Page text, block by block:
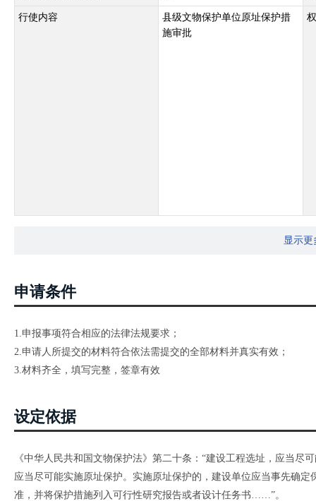
行使内容
县级文物保护单位原址保护措
施审批
显示更
申请条件
1.申报事项符合相应的法律法规要求；
2.申请人所提交的材料符合依法需提交的全部材料并真实有效；
3.材料齐全，填写完整，签章有效
设定依据
《中华人民共和国文物保护法》第二十条：“建设工程选址，应当
应当尽可能实施原址保护。实施原址保护的，建设单位应当事先确
准，并将保护措施列入可行性研究报告或者设计任务书……”。